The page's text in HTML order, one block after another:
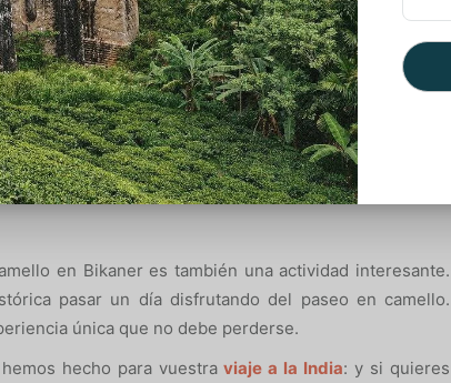
Bikaner, es ir de compras. Ya que uno tiene la
y llamativos en el mercado de la ciudad. Ser parte
y ver la vibrante ciudad durante el colorido festival de
es la degustación de Bhujia, Kachori, Chicken. Ya
ofrecen una gran fiesta al los amantes del arte e
deliciosas.
en Bikaner es también una actividad interesante.
pasar un día disfrutando del paseo en camello.
única que no debe perderse.
hecho para vuestraviaje a la India: y si quieres